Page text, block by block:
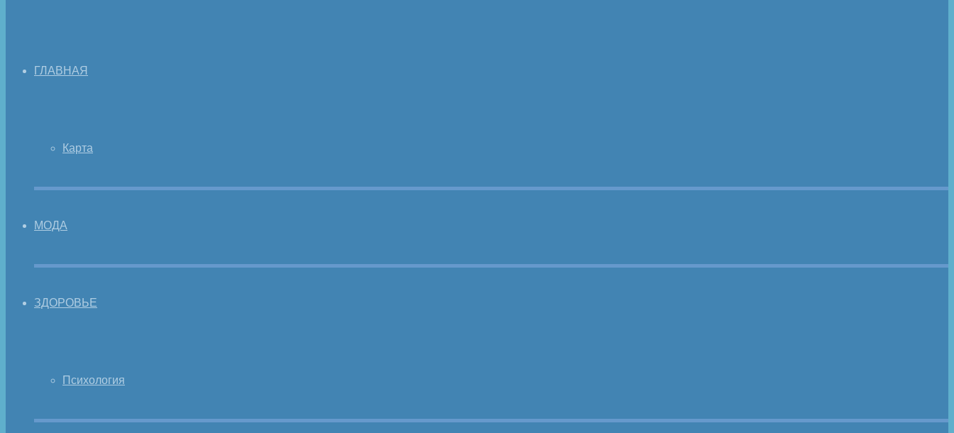
ГЛАВНАЯ
Карта
МОДА
ЗДОРОВЬЕ
Психология